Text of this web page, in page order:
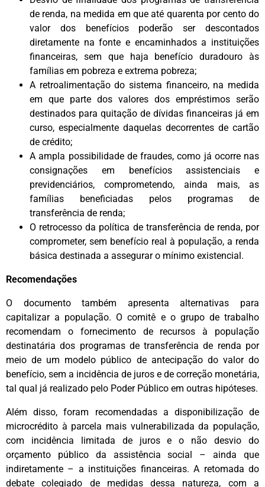
de renda, na medida em que até quarenta por cento do
valor dos benefícios poderão ser descontados
diretamente na fonte e encaminhados a instituições
financeiras, sem que haja benefício duradouro às
famílias em pobreza e extrema pobreza;
A retroalimentação do sistema financeiro, na medida
em que parte dos valores dos empréstimos serão
destinados para quitação de dívidas financeiras já em
curso, especialmente daquelas decorrentes de cartão
de crédito;
A ampla possibilidade de fraudes, como já ocorre nas
consignações em benefícios assistenciais e
previdenciários, comprometendo, ainda mais, as
famílias beneficiadas pelos programas de
transferência de renda;
O retrocesso da política de transferência de renda, por
comprometer, sem benefício real à população, a renda
básica destinada a assegurar o mínimo existencial.
Recomendações
O documento também apresenta alternativas para
capitalizar a população. O comitê e o grupo de trabalho
recomendam o fornecimento de recursos à população
destinatária dos programas de transferência de renda por
meio de um modelo público de antecipação do valor do
benefício, sem a incidência de juros e de correção monetária,
tal qual já realizado pelo Poder Público em outras hipóteses.
Além disso, foram recomendadas a disponibilização de
microcrédito à parcela mais vulnerabilizada da população,
com incidência limitada de juros e o não desvio do
orçamento público da assistência social – ainda que
indiretamente – a instituições financeiras. A retomada do
debate colegiado de medidas dessa natureza, com a